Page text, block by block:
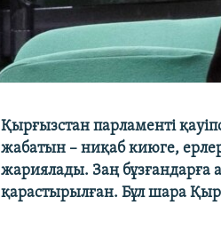
Қырғызстан парламенті
жабатын – ниқаб киюге,
жариялады. Заң
қарастырылған. Бұл шара